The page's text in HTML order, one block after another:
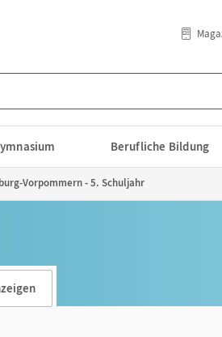
Berufliche Bildung
Vorpommern - 5. Schuljahr